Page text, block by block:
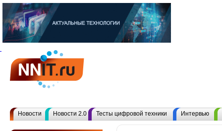
Новости Новости 2.0 Тесты цифровой техники Интервью